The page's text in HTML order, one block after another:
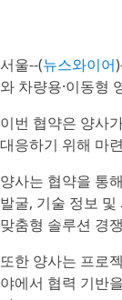
서울--(뉴스와이어
와 차량용·이동형
이번 협약은 양사
대응하기 위해 마
양사는 협약을 통
발굴, 기술 정보
맞춤형 솔루션 경
또한 양사는 프로
야에서 협력 기반